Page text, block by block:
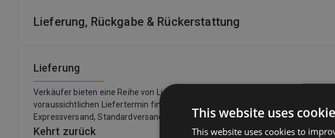
Lieferung, Rückgabe & Rückerstattung
Lieferung
Verkäufer bieten eine Reihe von Lieferoptionen an, sodass Sie die für Sie am
voraussichtlichen Liefertermin finden Sie immer in einer Auflistung des
Expressversand, Standardversand, Economy-Versand, Click & Collect,
Kehrt zurück
This website uses
This website uses cookies to